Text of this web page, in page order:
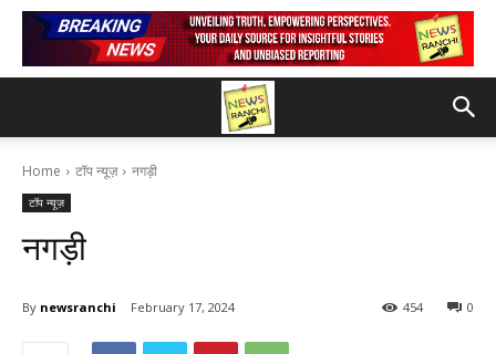
Home टॉप न्यूज़ नगड़ी
टॉप न्यूज़
नगड़ी
By newsranchi February 17, 2024 0
454